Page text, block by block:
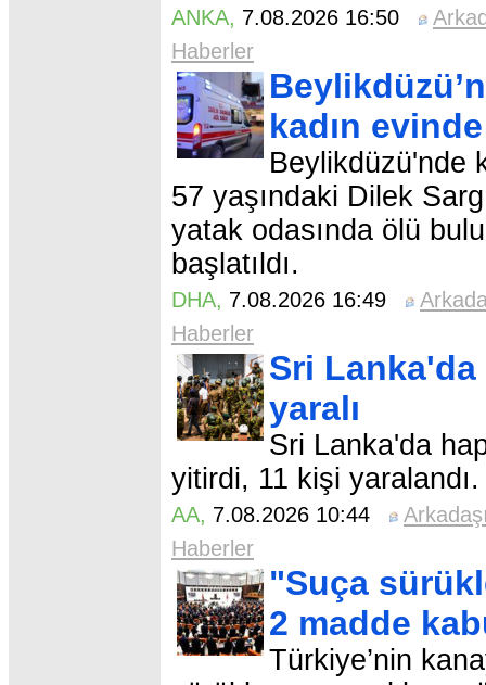
ANKA, 7.08.2026 16:50
Haberler
kadın
Beylikdüzü'nde
57 yaşındaki Dilek
yatak odasında ölü
başlatıldı.
DHA, 7.08.2026 16:49
Haberler
Sri
yaralı
Sri Lanka'da
yitirdi, 11 kişi yaralandı.
AA, 7.08.2026 10:44
Haberler
"Suça
2 madde
Türkiye’nin